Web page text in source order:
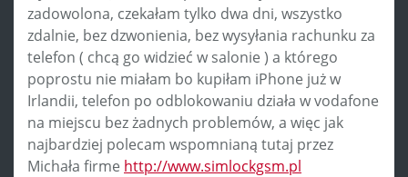
zadowolona, czekałam tylko dwa dni, wszystko
zdalnie, bez dzwonienia, bez wysyłania rachunku za
telefon ( chcą go widzieć w salonie ) a którego
poprostu nie miałam bo kupiłam iPhone już w
Irlandii, telefon po odblokowaniu działa w vodafone
na miejscu bez żadnych problemów, a więc jak
najbardziej polecam wspomnianą tutaj przez
Michała firme http://www.simlockgsm.pl